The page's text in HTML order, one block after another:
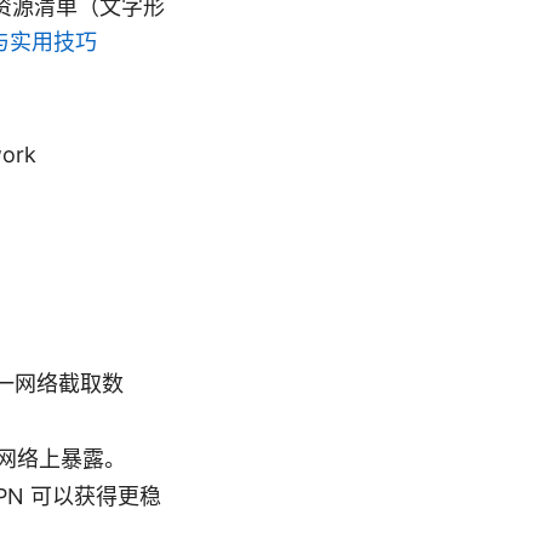
源清单（文字形
实用技巧
网络截取数
上暴露。
可以获得更稳